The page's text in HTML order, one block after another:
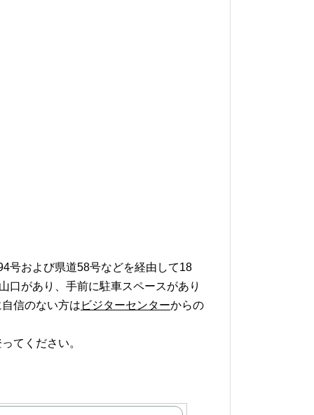
号および県道58号などを経由して18
口があり、手前に駐車スペースがあり
信のない方は ビジターセンターからの
てください。